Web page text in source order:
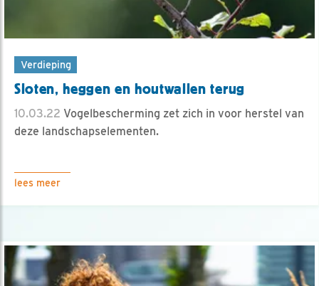
Verdieping
Sloten, heggen en houtwallen terug
10.03.22 Vogelbescherming zet zich in voor herstel van
deze landschapselementen.
lees meer